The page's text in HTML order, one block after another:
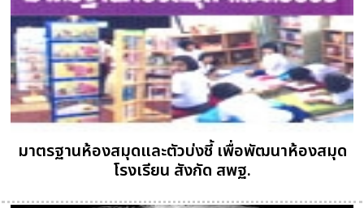
มาตรฐานห้องสมุดและตัวบ่งชี้ เพื่อพัฒนาห้องสมุด
โรงเรียน สังกัด สพฐ.